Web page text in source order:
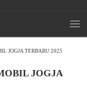
JOGJA TERBARU 2025
JOGJA